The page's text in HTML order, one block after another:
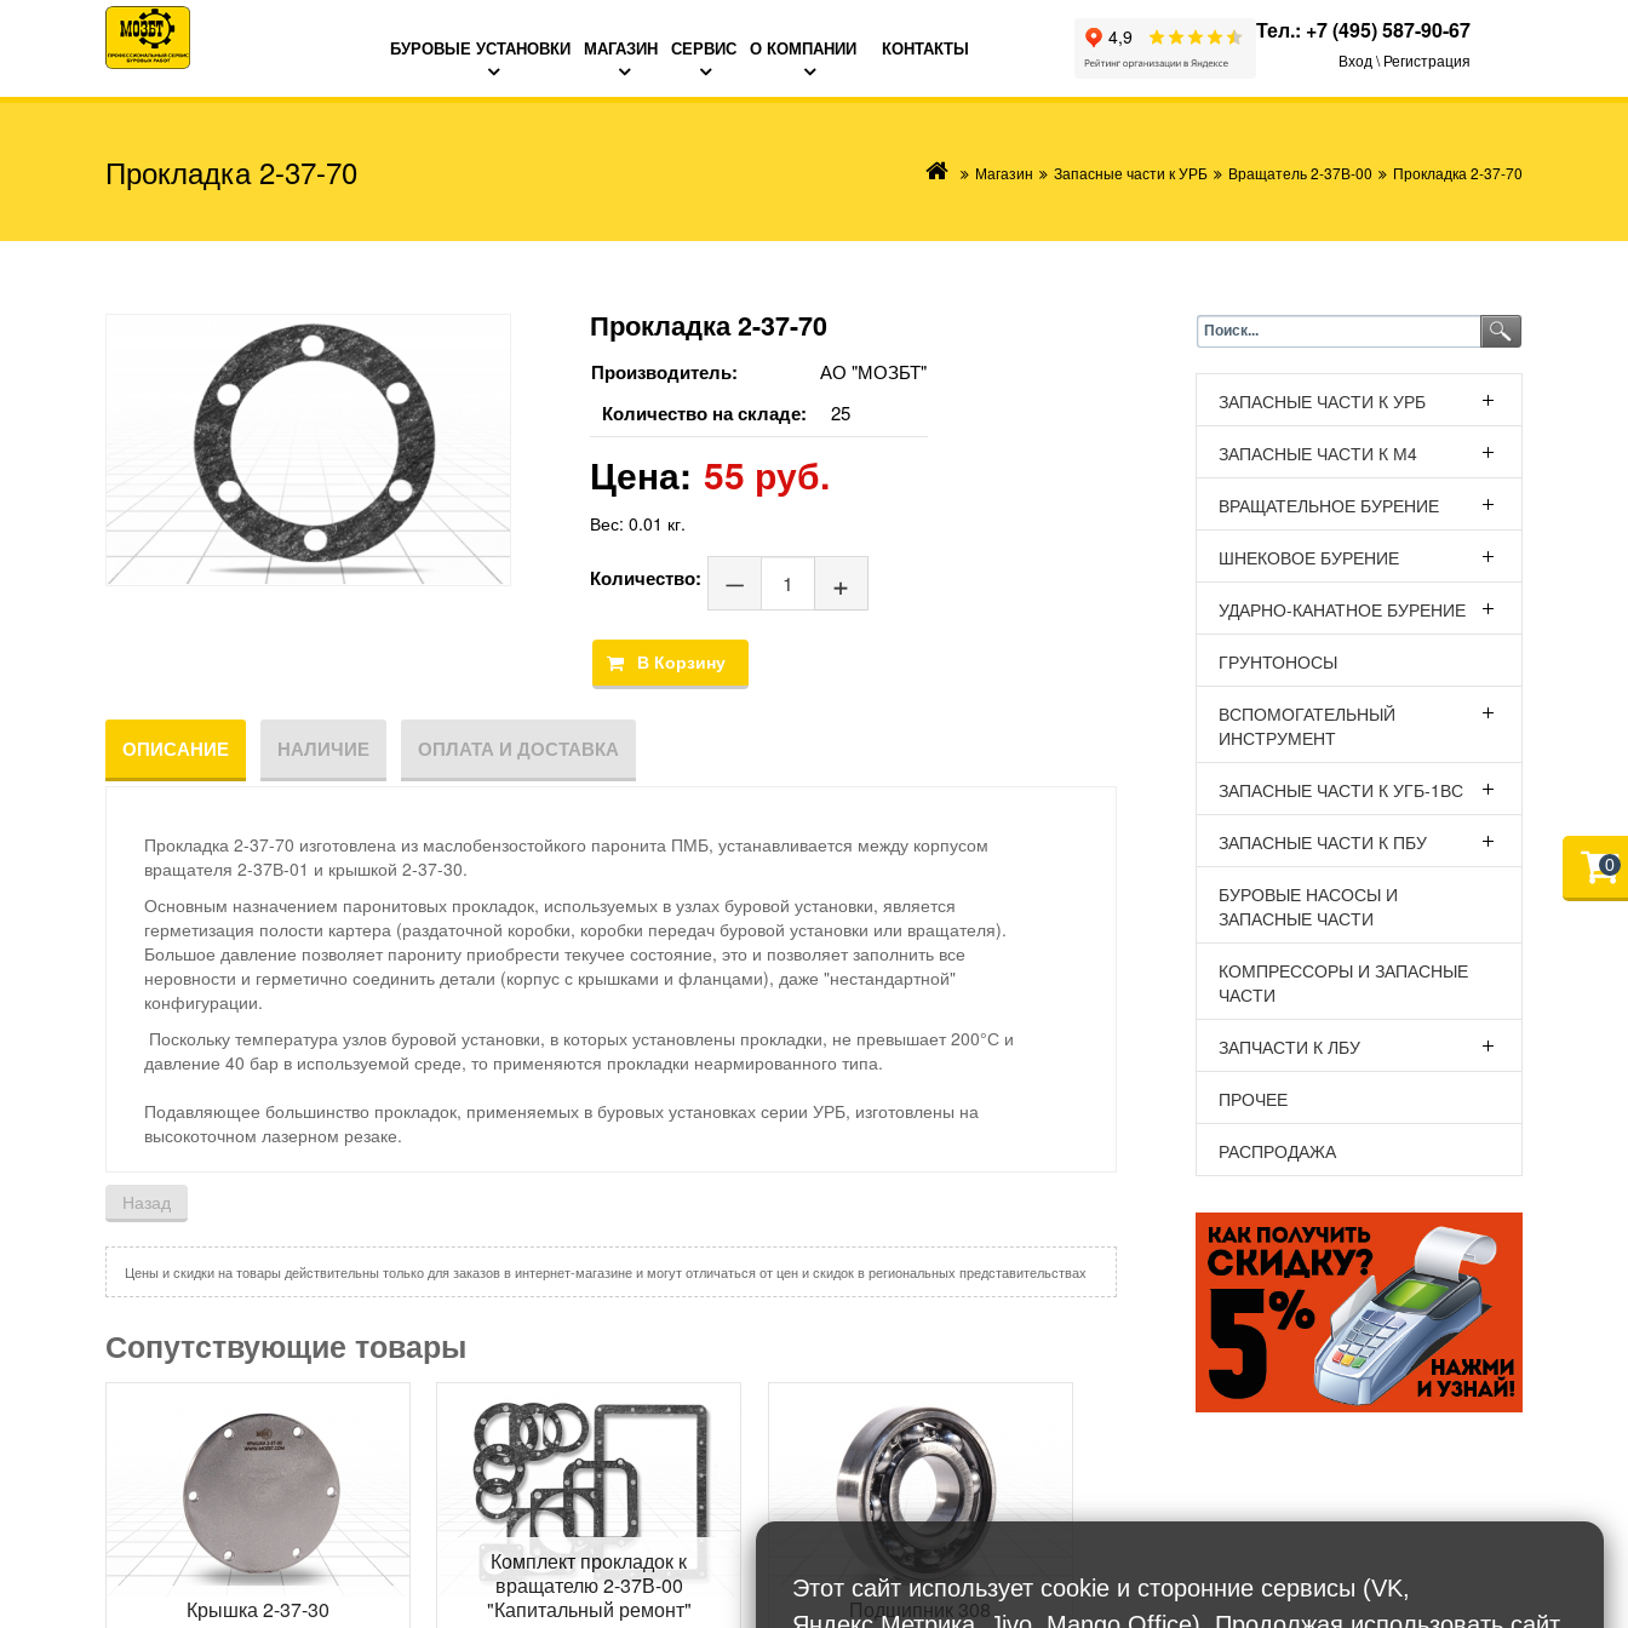
БУРОВЫЕ УСТАНОВКИ МАГАЗИН СЕРВИС О КОМПАНИИ КОНТАКТЫ
Тел.: +7 (495) 587-90-67
Вход \ Регистрация
Прокладка 2-37-70 Магазин Запасные части к УРБ Вращатель 2-37В-00 Прокладка 2-37-70
Прокладка 2-37-70
Производитель: АО "МОЗБТ"
Количество на складе: 25
Цена: 55 руб.
Вес: 0.01 кг.
Количество:
ОПИСАНИЕ НАЛИЧИЕ ОПЛАТА И ДОСТАВКА
Прокладка 2-37-70 изготовлена из маслобензостойкого паронита ПМБ, устанавливается между корпусом
вращателя 2-37В-01 и крышкой 2-37-30.
Основным назначением паронитовых прокладок, используемых в узлах буровой установки, является
герметизация полости картера (раздаточной коробки, коробки передач буровой установки или вращателя).
Большое давление позволяет парониту приобрести текучее состояние, это и позволяет заполнить все
неровности и герметично соединить детали (корпус с крышками и фланцами), даже "нестандартной"
конфигурации.
Поскольку температура узлов буровой установки, в которых установлены прокладки, не превышает 200°С и
давление 40 бар в используемой среде, то применяются прокладки неармированного типа.
Подавляющее большинство прокладок, применяемых в буровых установках серии УРБ, изготовлены на
высокоточном лазерном резаке.
Цены и скидки на товары действительны только для заказов в интернет-магазине и могут отличаться от цен и скидок в региональных представительствах
Сопутствующие товары
Крышка 2-37-30
Комплект прокладок к
вращателю 2-37В-00
"Капитальный ремонт"
Подшипник 308
ЗАПАСНЫЕ ЧАСТИ К УРБ
ЗАПАСНЫЕ ЧАСТИ К М4
ВРАЩАТЕЛЬНОЕ БУРЕНИЕ
ШНЕКОВОЕ БУРЕНИЕ
УДАРНО-КАНАТНОЕ БУРЕНИЕ
ГРУНТОНОСЫ
ВСПОМОГАТЕЛЬНЫЙ
ИНСТРУМЕНТ
ЗАПАСНЫЕ ЧАСТИ К УГБ-1ВС
ЗАПАСНЫЕ ЧАСТИ К ПБУ
БУРОВЫЕ НАСОСЫ И
ЗАПАСНЫЕ ЧАСТИ
КОМПРЕССОРЫ И ЗАПАСНЫЕ
ЧАСТИ
ЗАПЧАСТИ К ЛБУ
ПРОЧЕЕ
РАСПРОДАЖА
0
Этот сайт использует cookie и сторонние сервисы (VK,